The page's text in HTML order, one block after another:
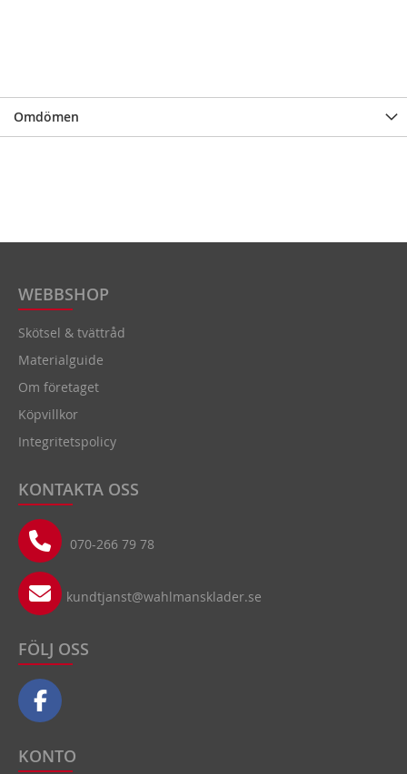
Omdömen
WEBBSHOP
Skötsel & tvättråd
Materialguide
Om företaget
Köpvillkor
Integritetspolicy
KONTAKTA OSS
070-266 79 78
kundtjanst@wahlmansklader.se
FÖLJ OSS
KONTO